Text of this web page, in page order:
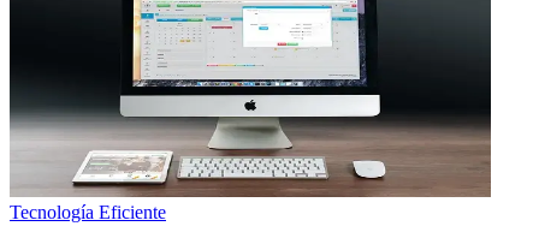
Tecnología Eficiente